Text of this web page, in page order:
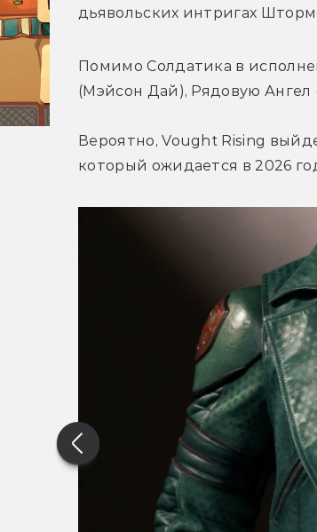
дьявольских интригах
Помимо Солдатика в
(Мэйсон Дай), Рядовую Ангел
Вероятно, Vought Rising
который ожидается в 2026